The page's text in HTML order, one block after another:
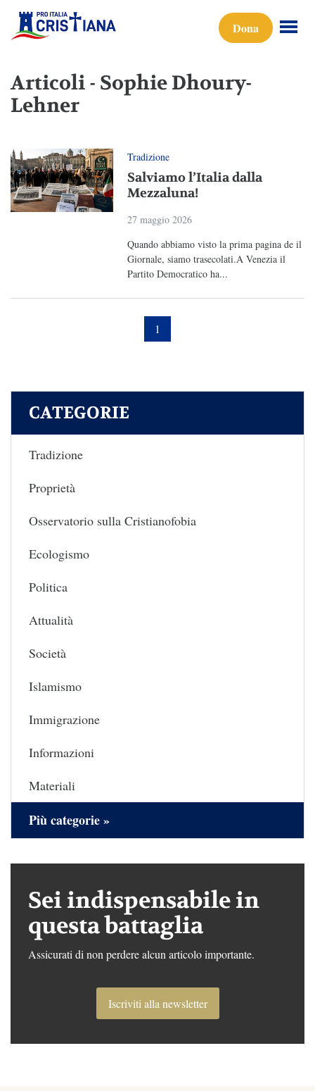
Dona
Articoli - Sophie Dhoury-
Lehner
Tradizione
Salviamo l’Italia dalla
Mezzaluna!
27 maggio 2026
Quando abbiamo visto la prima pagina de il
Giornale, siamo trasecolati.A Venezia il
Partito Democratico ha...
1
CATEGORIE
Tradizione
Proprietà
Osservatorio sulla Cristianofobia
Ecologismo
Politica
Attualità
Società
Islamismo
Immigrazione
Informazioni
Materiali
Più categorie »
Sei indispensabile in
questa battaglia
Assicurati di non perdere alcun articolo importante.
Iscriviti alla newsletter